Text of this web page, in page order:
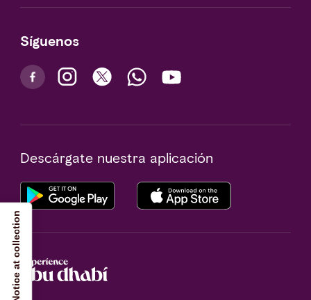
Síguenos
Descárgate nuestra aplicación
Notice at collection